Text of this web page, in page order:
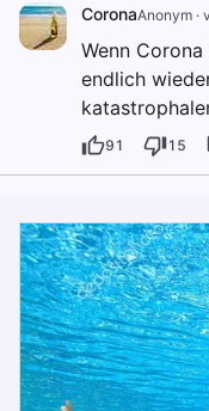
CoronaAnonym ·
Wenn
endlich
91 15